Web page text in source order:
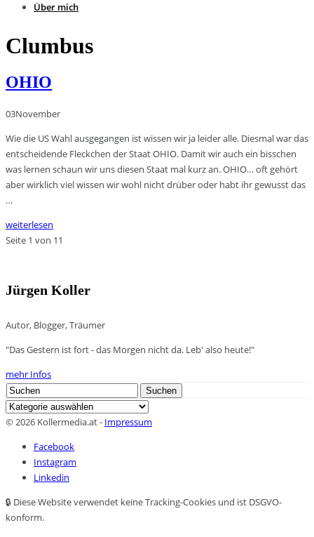
Über mich
Clumbus
OHIO
03November
Wie die US Wahl ausgegangen ist wissen wir ja leider alle. Diesmal war das
entscheidende Fleckchen der Staat OHIO. Damit wir auch ein bisschen
was lernen schaun wir uns diesen Staat mal kurz an. OHIO… oft gehört
aber wirklich viel wissen wir wohl nicht drüber oder habt ihr gewusst das
…
weiterlesen
Seite 1 von 11
Jürgen Koller
Autor, Blogger, Träumer
"Das Gestern ist fort - das Morgen nicht da. Leb' also heute!"
mehr Infos
Search
for:
Suchen
Kategorien
© 2026 Kollermedia.at - Impressum
Facebook
Instagram
Linkedin
🔒 Diese Website verwendet keine Tracking-Cookies und ist DSGVO-
konform.